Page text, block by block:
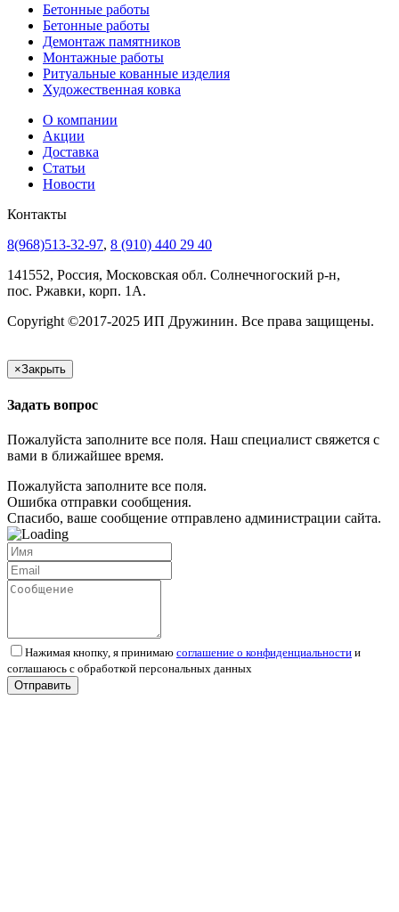
Бетонные работы
Бетонные работы
Демонтаж памятников
Монтажные работы
Ритуальные кованные изделия
Художественная ковка
О компании
Акции
Доставка
Статьи
Новости
Контакты
8(968)513-32-97, 8 (910) 440 29 40
141552, Россия, Московская обл. Солнечногоский р-н,
пос. Ржавки, корп. 1А.
Copyright ©2017-2025 ИП Дружинин. Все права защищены.
×Закрыть
Задать вопрос
Пожалуйста заполните все поля. Наш специалист свяжется с
вами в ближайшее время.
Пожалуйста заполните все поля.
Ошибка отправки сообщения.
Спасибо, ваше сообщение отправлено администрации сайта.
Нажимая кнопку, я принимаю соглашение о конфиденциальности и
соглашаюсь с обработкой персональных данных
Отправить